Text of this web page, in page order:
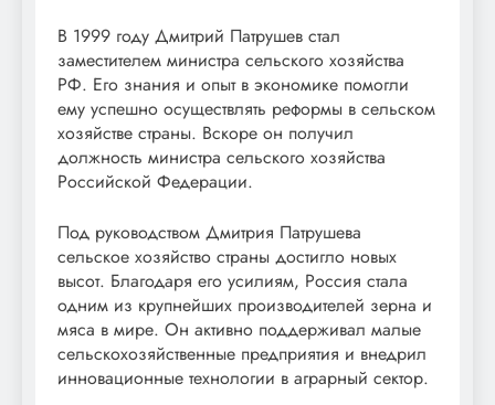
В 1999 году Дмитрий Патрушев стал
заместителем министра сельского хозяйства
РФ. Его знания и опыт в экономике помогли
ему успешно осуществлять реформы в сельском
хозяйстве страны. Вскоре он получил
должность министра сельского хозяйства
Российской Федерации.
Под руководством Дмитрия Патрушева
сельское хозяйство страны достигло новых
высот. Благодаря его усилиям, Россия стала
одним из крупнейших производителей зерна и
мяса в мире. Он активно поддерживал малые
сельскохозяйственные предприятия и внедрил
инновационные технологии в аграрный сектор.